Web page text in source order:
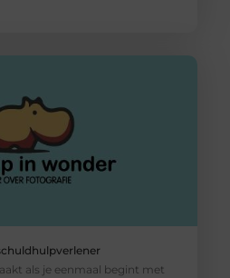
als je eenmaal begint met